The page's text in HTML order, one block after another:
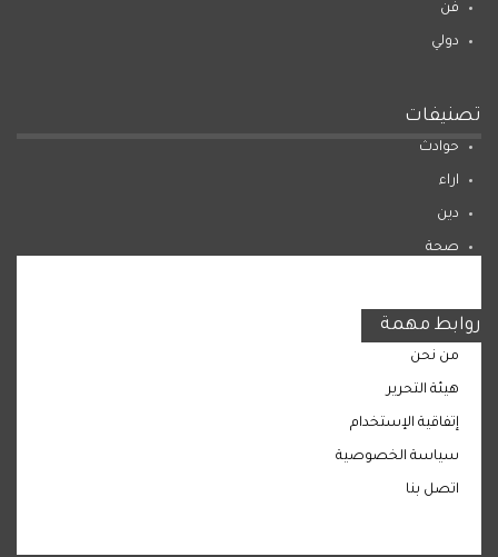
فن
دولي
تصنيفات
حوادث
اراء
دين
صحة
روابط مهمة
من نحن
هيئة التحرير
إتفاقية الإستخدام
سياسة الخصوصية
اتصل بنا